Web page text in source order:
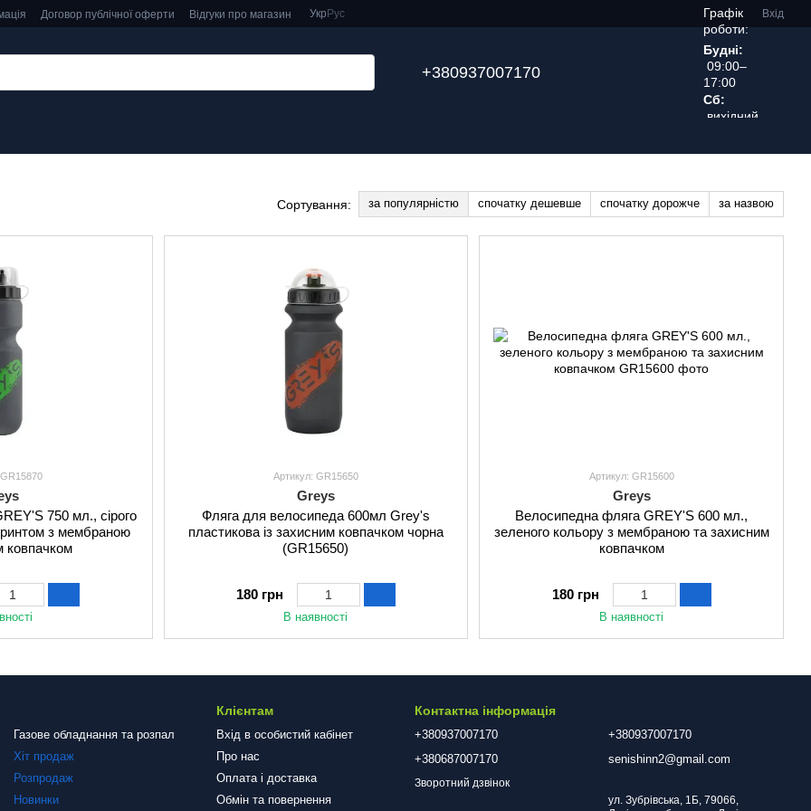
Договор публічної оферти Відгуки про магазин Укр Рус Вхід
+380937007170
Графік
роботи:
Будні:
09:00–
17:00
Сб:
вихідний
Сортування: за популярністю спочатку дешевше спочатку дорожче за назвою
750 мл., сірого
з мембраною
ковпачком
Артикул: GR15650
Greys
Фляга для велосипеда 600мл Grey's
пластикова із захисним ковпачком чорна
(GR15650)
180 грн
В наявності
Артикул: GR15600
Greys
Велосипедна фляга GREY'S 600 мл.,
зеленого кольору з мембраною та захисним
ковпачком
180 грн
В наявності
Газове обладнання та розпал
Хіт продаж
Розпродаж
Новинки
Клієнтам
Вхід в особистий кабінет
Про нас
Оплата і доставка
Обмін та повернення
Контактна інформація
+380937007170
+380687007170
Зворотний дзвінок
+380937007170
senishinn2@gmail.com
ул. Зубрівська, 1Б, 79066,